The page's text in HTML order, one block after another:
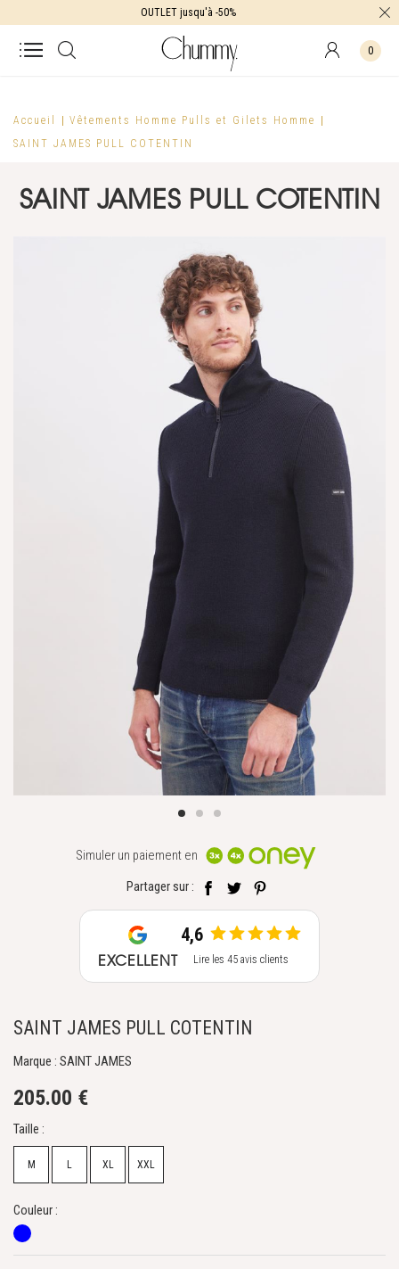
OUTLET jusqu'à -50%
0
Accueil Vêtements Homme Pulls et Gilets Homme
SAINT JAMES PULL COTENTIN
SAINT JAMES PULL COTENTIN
Simuler un paiement en
Partager sur :
EXCELLENT
4,6
Lire les 45 avis clients
SAINT JAMES PULL COTENTIN
Marque : SAINT JAMES
205.00 €
Taille :
M L XL XXL
Couleur :